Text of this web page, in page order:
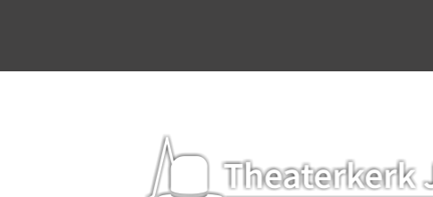
Stichting & werkgroep